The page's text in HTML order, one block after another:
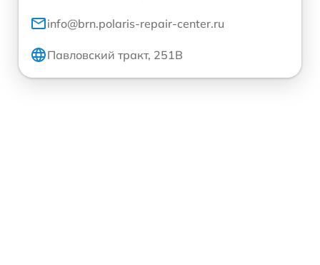
info@brn.polaris-repair-center.ru
Павловский тракт, 251В